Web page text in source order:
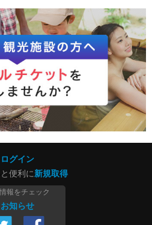
ログイン
便利に新規取得
報をチェック
お知らせ